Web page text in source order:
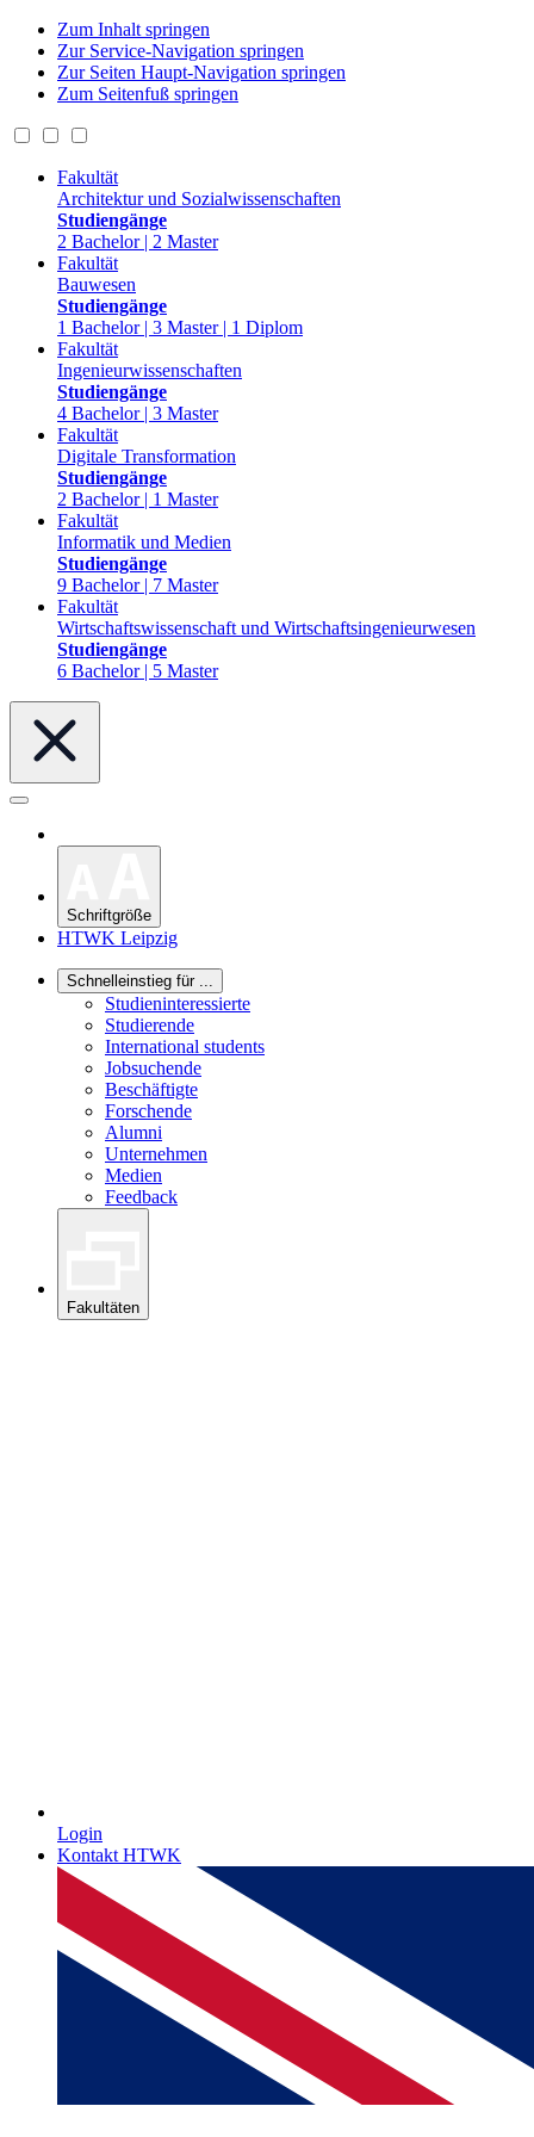
Zum Inhalt springen
Zur Service-Navigation springen
Zur Seiten Haupt-Navigation springen
Zum Seitenfuß springen
Fakultät
Architektur und Sozialwissenschaften
Studiengänge
2 Bachelor | 2 Master
Fakultät
Bauwesen
Studiengänge
1 Bachelor | 3 Master | 1 Diplom
Fakultät
Ingenieurwissenschaften
Studiengänge
4 Bachelor | 3 Master
Fakultät
Digitale Transformation
Studiengänge
2 Bachelor | 1 Master
Fakultät
Informatik und Medien
Studiengänge
9 Bachelor | 7 Master
Fakultät
Wirtschaftswissenschaft und Wirtschaftsingenieurwesen
Studiengänge
6 Bachelor | 5 Master
Schriftgröße
HTWK Leipzig
Schnelleinstieg für ...
Studieninteressierte
Studierende
International students
Jobsuchende
Beschäftigte
Forschende
Alumni
Unternehmen
Medien
Feedback
Fakultäten
Login
Kontakt HTWK